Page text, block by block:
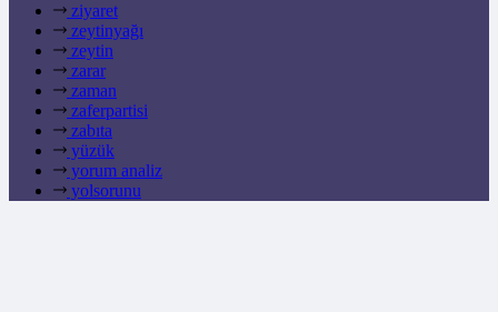
ziyaret
zeytinyağı
zeytin
zarar
zaman
zaferpartisi
zabıta
yüzük
yorum analiz
yolsorunu